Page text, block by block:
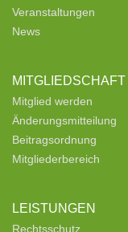
Veranstaltungen
News
MITGLIEDSCHAFT
Mitglied werden
Änderungsmitteilung
Beitragsordnung
Mitgliederbereich
LEISTUNGEN
Rechtsschutz